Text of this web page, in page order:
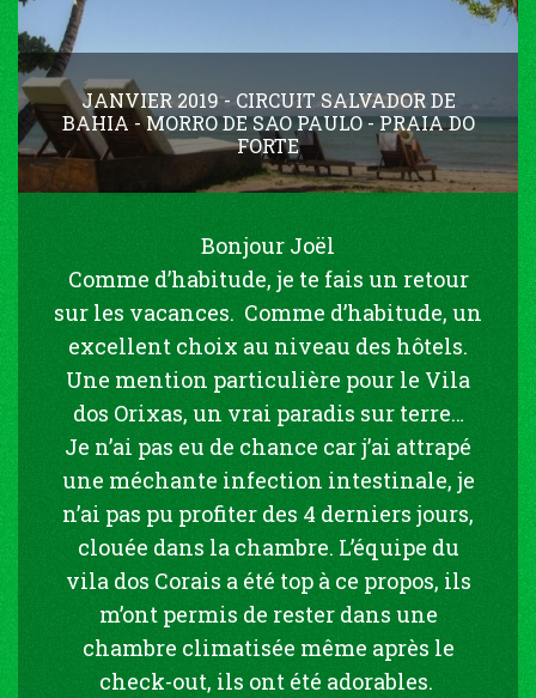
JANVIER 2019 - CIRCUIT SALVADOR DE
BAHIA - MORRO DE SAO PAULO - PRAIA DO
FORTE
Bonjour Joël
Comme d’habitude, je te fais un retour
sur les vacances. Comme d’habitude, un
excellent choix au niveau des hôtels.
Une mention particulière pour le Vila
dos Orixas, un vrai paradis sur terre…
Je n’ai pas eu de chance car j’ai attrapé
une méchante infection intestinale, je
n’ai pas pu profiter des 4 derniers jours,
clouée dans la chambre. L’équipe du
vila dos Corais a été top à ce propos, ils
m’ont permis de rester dans une
chambre climatisée même après le
check-out, ils ont été adorables.